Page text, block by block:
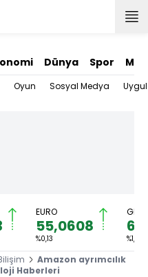
Dünya Spor
Oyun Sosyal Medya
EURO
55,0608
%0,13 %1,13
Amazon ayrımcılık
Haberleri